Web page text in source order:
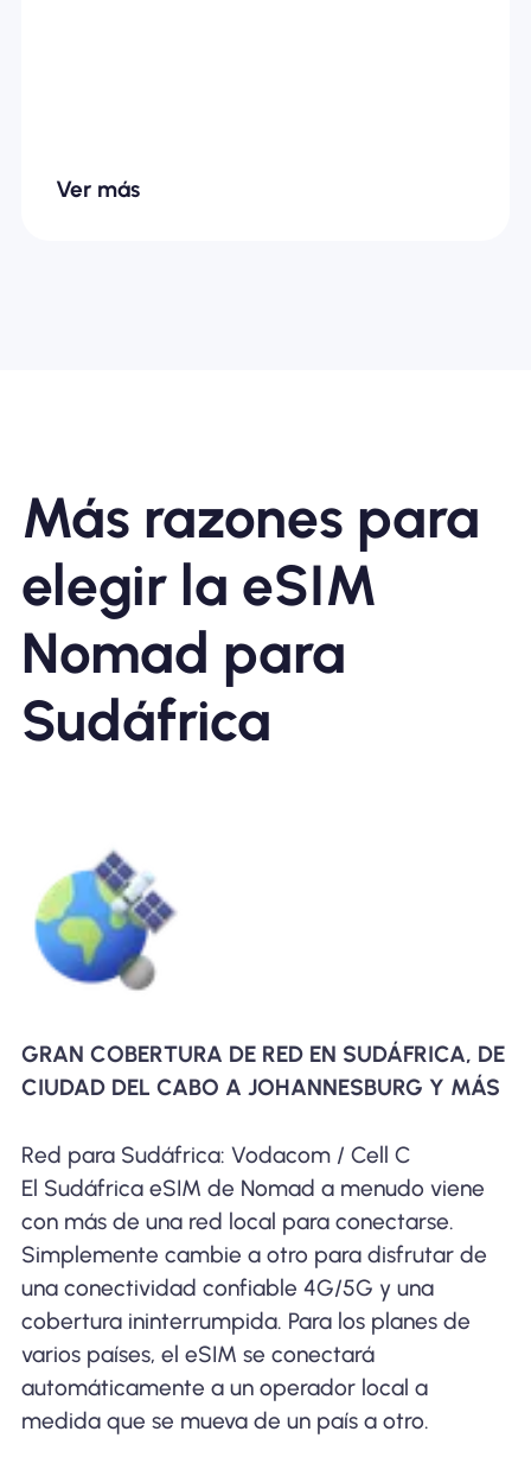
Ver más
Más razones para
elegir la eSIM
Nomad para
Sudáfrica
GRAN COBERTURA DE RED EN SUDÁFRICA, DE
CIUDAD DEL CABO A JOHANNESBURG Y MÁS
Red para Sudáfrica: Vodacom / Cell C
El Sudáfrica eSIM de Nomad a menudo viene
con más de una red local para conectarse.
Simplemente cambie a otro para disfrutar de
una conectividad confiable 4G/5G y una
cobertura ininterrumpida. Para los planes de
varios países, el eSIM se conectará
automáticamente a un operador local a
medida que se mueva de un país a otro.